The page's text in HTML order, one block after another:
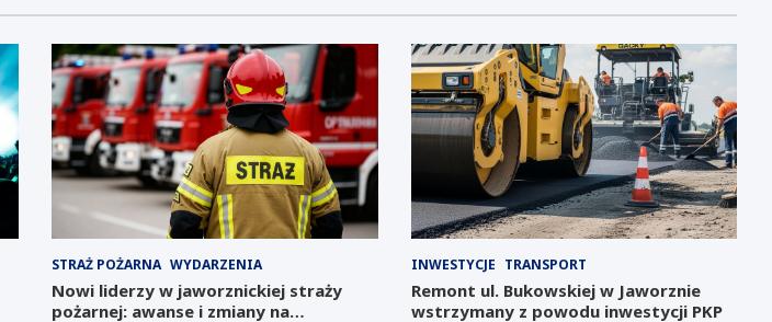
STRAŻ POŻARNA WYDARZENIA
Nowi liderzy w jaworznickiej straży
pożarnej: awanse i zmiany na
INWESTYCJE TRANSPORT
Remont ul. Bukowskiej w Jaworznie
wstrzymany z powodu inwestycji PKP